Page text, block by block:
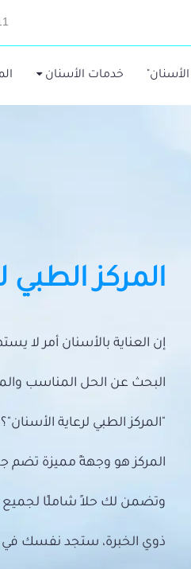
خدمات الأسنان
المركز الطبي
إن العناية بالأسنان أمر لا
البحث عن الحل المناسب
"المركز الطبي لرعاية الأسنان"؟
المركز هو وجهةً مميزة تضم
وتضمن لك حلاً شاملًا
ذوي الخبرة، ستجد نفسك في